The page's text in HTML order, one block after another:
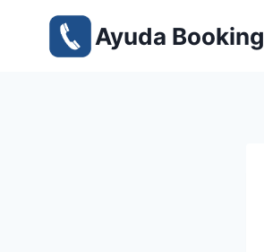
contenido
Ayuda Booking